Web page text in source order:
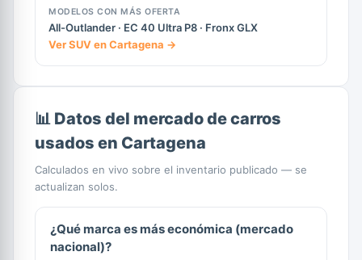
MODELOS CON MÁS OFERTA
All-Outlander · EC 40 Ultra P8 · Fronx GLX
Ver SUV en Cartagena →
📊 Datos del mercado de carros
usados en Cartagena
Calculados en vivo sobre el inventario publicado — se
actualizan solos.
¿Qué marca es más económica (mercado
nacional)?